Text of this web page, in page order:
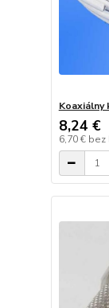
Koaxiálny
8,24 €
6,70 € bez